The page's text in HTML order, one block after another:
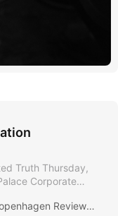
Truth Thursday,
Corporate
Review of Communication